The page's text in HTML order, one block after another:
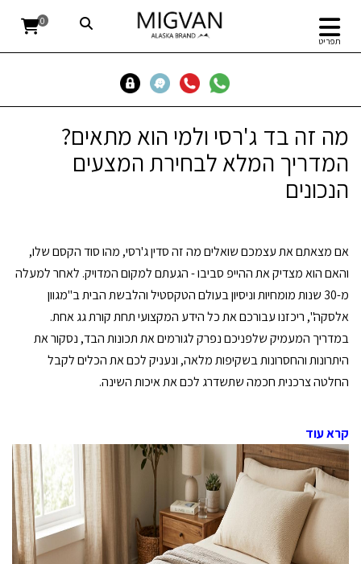
תפריט
0
מה זה בד ג'רסי ולמי הוא מתאים?
המדריך המלא לבחירת המצעים
הנכונים
אם מצאתם את עצמכם שואלים מה זה סדין ג'רסי, מהו סוד הקסם שלו,
והאם הוא מצדיק את ההייפ סביבו - הגעתם למקום המדויק. לאחר למעלה
מ-30 שנות מומחיות וניסיון בעולם הטקסטיל והלבשת הבית ב"מגוון
אלסקה", ריכזנו עבורכם את כל הידע המקצועי תחת קורת גג אחת.
במדריך המעמיק שלפניכם נפרק לגורמים את תכונות הבד, נסקור את
היתרונות והחסרונות בשקיפות מלאה, ונעניק לכם את הכלים לקבל
החלטה צרכנית חכמה שתשדרג לכם את איכות השינה.
קרא עוד